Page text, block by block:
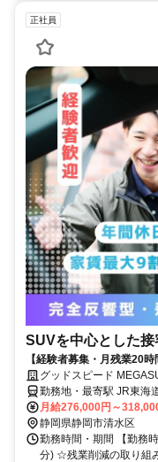
正社員
SUVを中心とした
【経験者募集・月残業20
業のみ！年休120日＋計画
グッドスピード
勤務地・最寄駅 JR東海
本線(熱海～浜松) 静岡
車で13分 イオン清水店
月給276,000円～
静岡県静岡市清水区
勤務時間・期間 【勤務
分) ☆残業削減の取り組